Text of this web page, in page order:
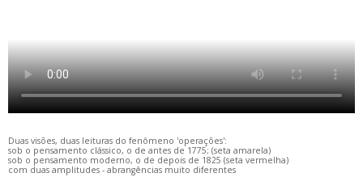
Duas visões, duas leituras do fenômeno 'operações':
sob o pensamento clássico, o de antes de 1775; (seta amarela)
sob o pensamento moderno, o de depois de 1825 (seta vermelha)
com duas amplitudes - abrangências muito diferentes